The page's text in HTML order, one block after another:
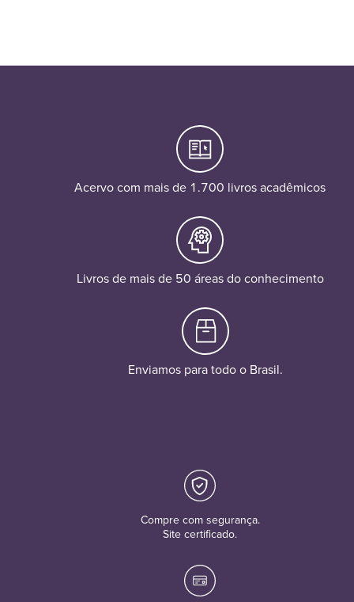
Acervo com mais de 1.700 livros acadêmicos
Livros de mais de 50 áreas do conhecimento
Enviamos para todo o Brasil.
Compre com segurança.
Site certificado.